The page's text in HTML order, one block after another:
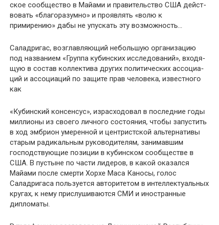
ское сообщество в Майами и правительство США дейст­
вовать «благоразумно» и проявлять «волю к
примирению» дабы не упускать эту возможность…
Саладригас, возглавляющий небольшую организацию
под названием «Группа кубинских исследований», входя­
щую в состав коллектива других политических ассоциа­
ций и ассоциаций по защите прав человека, известного
как
«Кубинский консенсус», израсходовал в последние годы
миллионы из своего личного состояния, чтобы запустить
в ход эмбрион умеренной и центристской альтернативы
старым радикальным руководителям, занимавшим
господ­ствующие позиции в кубинском сообществе в
США. В пус­тыне по части лидеров, в какой оказался
Майами после смерти Хорхе Маса Каносы, голос
Саладригаса пользует­ся авторитетом в интеллектуальных
кругах, к нему прислу­шиваются СМИ и иностранные
дипломаты.